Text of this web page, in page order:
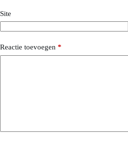
Site
Reactie toevoegen *